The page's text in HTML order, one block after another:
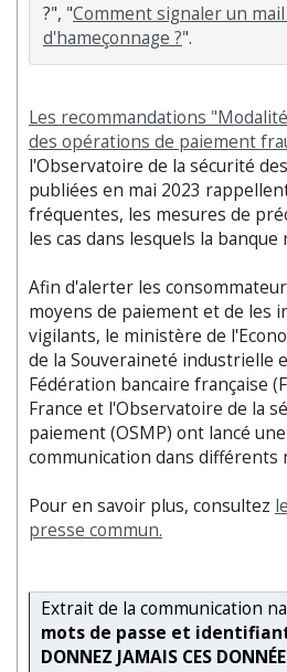
?", "Comment signaler un
d'hameçonnage ?
Les recommandations
des opérations de paiement
l'Observatoire de la sécurité
publiées en mai 2023
fréquentes, les mesures de
les cas dans lesquels la
Afin d'alerter les
moyens de paiement et de les
vigilants, le ministère de
de la Souveraineté industrielle
Fédération bancaire française
France et l'Observatoire de la
paiement (OSMP) ont lancé
communication dans différents
Pour en savoir plus, consultez
presse commun.
Extrait de la communication
mots de passe et
DONNEZ JAMAIS CES